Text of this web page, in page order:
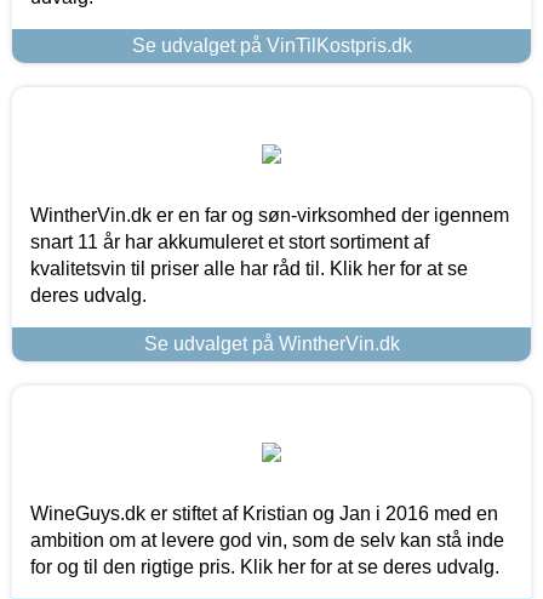
Se udvalget på VinTilKostpris.dk
WintherVin.dk er en far og søn-virksomhed der igennem
snart 11 år har akkumuleret et stort sortiment af
kvalitetsvin til priser alle har råd til. Klik her for at se
deres udvalg.
Se udvalget på WintherVin.dk
WineGuys.dk er stiftet af Kristian og Jan i 2016 med en
ambition om at levere god vin, som de selv kan stå inde
for og til den rigtige pris. Klik her for at se deres udvalg.